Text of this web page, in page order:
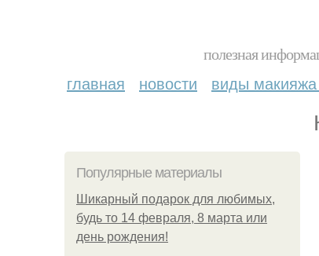
полезная
главная новости виды макияжа
Популярные материалы
Шикарный подарок для любимых,
будь то 14 февраля, 8 марта или
день рождения!